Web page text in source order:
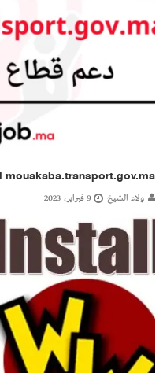
mouakaba.transport.gov.ma التسجيل في منصة دعم مهنيي النقل
ولاء الشيخ 9 فبراير، 2023